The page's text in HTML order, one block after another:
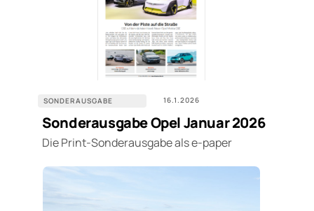
SONDERAUSGABE 16.1.2026
Sonderausgabe Opel Januar 2026
Die Print-Sonderausgabe als e-paper